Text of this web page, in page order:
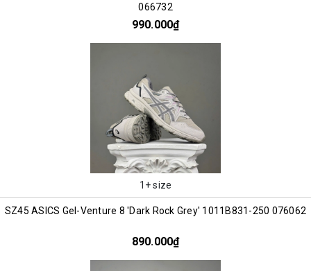
066732
990.000₫
1+ size
SZ45 ASICS Gel-Venture 8 'Dark Rock Grey' 1011B831-250 076062
890.000₫